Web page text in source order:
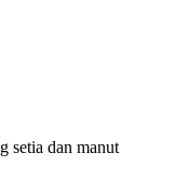
setia dan manut